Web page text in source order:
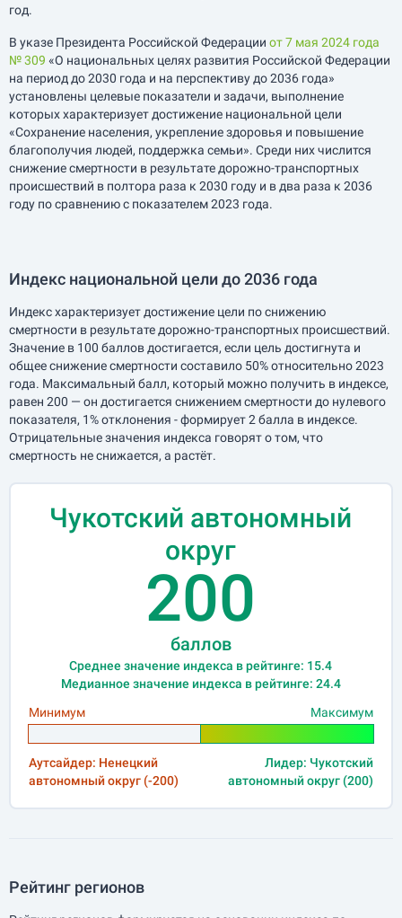
год.
В указе Президента Российской Федерации от 7 мая 2024 года
№ 309 «О национальных целях развития Российской Федерации
на период до 2030 года и на перспективу до 2036 года»
установлены целевые показатели и задачи, выполнение
которых характеризует достижение национальной цели
«Сохранение населения, укрепление здоровья и повышение
благополучия людей, поддержка семьи». Среди них числится
снижение смертности в результате дорожно-транспортных
происшествий в полтора раза к 2030 году и в два раза к 2036
году по сравнению с показателем 2023 года.
Индекс национальной цели до 2036 года
Индекс характеризует достижение цели по снижению
смертности в результате дорожно-транспортных происшествий.
Значение в 100 баллов достигается, если цель достигнута и
общее снижение смертности составило 50% относительно 2023
года. Максимальный балл, который можно получить в индексе,
равен 200 — он достигается снижением смертности до нулевого
показателя, 1% отклонения - формирует 2 балла в индексе.
Отрицательные значения индекса говорят о том, что
смертность не снижается, а растёт.
Чукотский автономный
округ
200
баллов
Среднее значение индекса в рейтинге: 15.4
Медианное значение индекса в рейтинге: 24.4
Минимум
Максимум
Аутсайдер: Ненецкий
автономный округ (-200)
Лидер: Чукотский
автономный округ (200)
Рейтинг регионов